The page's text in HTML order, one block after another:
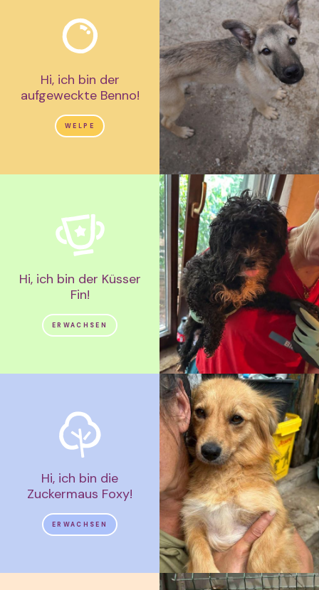
Hi, ich bin der
aufgeweckte Benno!
WELPE
Hi, ich bin der Küsser
Fin!
ERWACHSEN
Hi, ich bin die
Zuckermaus Foxy!
ERWACHSEN